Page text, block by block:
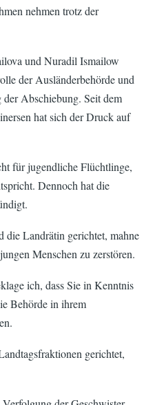
nehmen trotz der
und Nuradil Ismailow
der Ausländerbehörde und
Abschiebung. Seit dem
hat sich der Druck auf
für jugendliche Flüchtlinge,
Dennoch hat die
Landrätin gerichtet, mahne
Menschen zu zerstören.
ich, dass Sie in Kenntnis
Behörde in ihrem
gerichtet,